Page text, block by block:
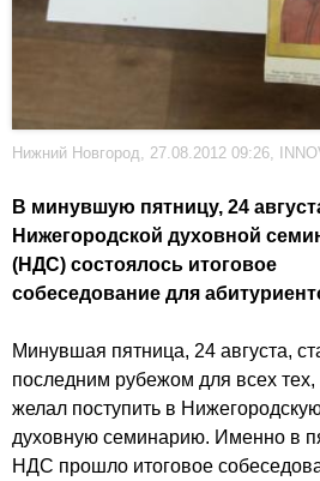
Нижний Новгород, 27.08.2012 09:26,
В минувшую пятницу, 24
Нижегородской духовной
(НДС) состоялось итоговое
собеседование для
Минувшая пятница, 24 августа,
последним рубежом для всех тех,
желал поступить в
духовную семинарию. Именно в
НДС прошло итоговое